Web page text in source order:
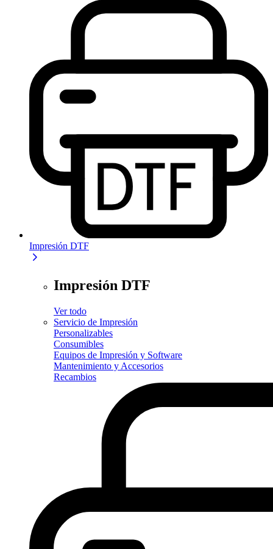
Impresión DTF
Impresión DTF
Ver todo
Servicio de Impresión
Personalizables
Consumibles
Equipos de Impresión y Software
Mantenimiento y Accesorios
Recambios